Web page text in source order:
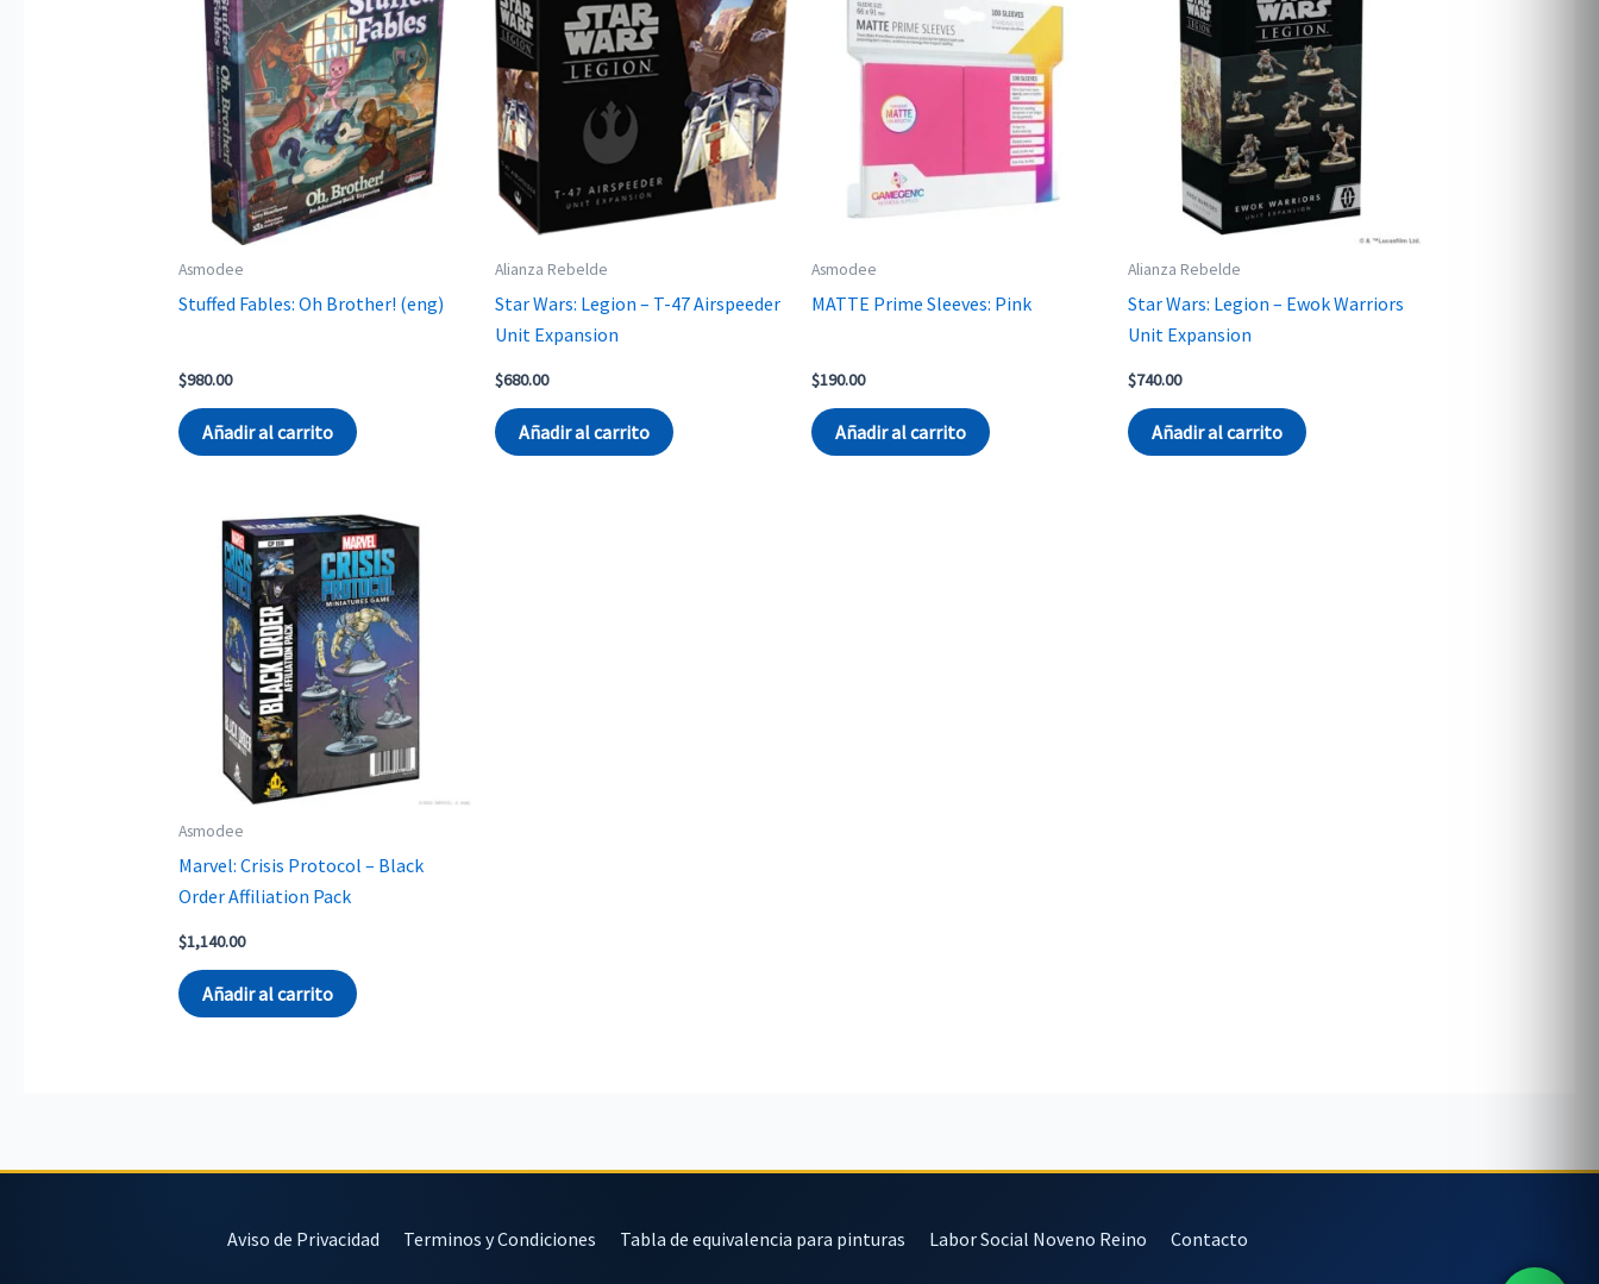
Asmodee
Stuffed Fables: Oh Brother! (eng)
$980.00
Añadir al carrito
Alianza Rebelde
Star Wars: Legion – T-47 Airspeeder
Unit Expansion
$680.00
Añadir al carrito
Asmodee
MATTE Prime Sleeves: Pink
$190.00
Añadir al carrito
Alianza Rebelde
Star Wars: Legion – Ewok Warriors
Unit Expansion
$740.00
Añadir al carrito
Asmodee
Marvel: Crisis Protocol – Black
Order Affiliation Pack
$1,140.00
Añadir al carrito
Aviso de Privacidad Terminos y Condiciones Tabla de equivalencia para pinturas Labor Social Noveno Reino Contacto